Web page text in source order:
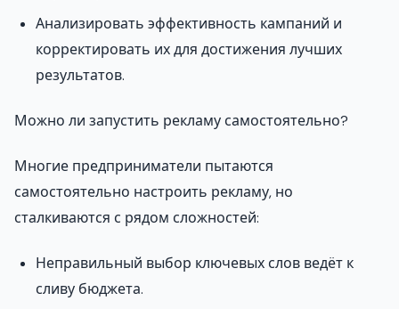
Анализировать эффективность кампаний и
корректировать их для достижения лучших
результатов.
Можно ли запустить рекламу самостоятельно?
Многие предприниматели пытаются
самостоятельно настроить рекламу, но
сталкиваются с рядом сложностей:
Неправильный выбор ключевых слов ведёт к
сливу бюджета.